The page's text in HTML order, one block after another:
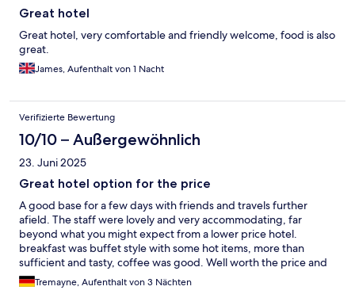
Great hotel
Great hotel, very comfortable and friendly welcome, food is also
great.
James, Aufenthalt von 1 Nacht
Verifizierte Bewertung
10/10 – Außergewöhnlich
23. Juni 2025
Great hotel option for the price
A good base for a few days with friends and travels further
afield. The staff were lovely and very accommodating, far
beyond what you might expect from a lower price hotel.
breakfast was buffet style with some hot items, more than
sufficient and tasty, coffee was good. Well worth the price and
we were able to sit outside in the Biergarten. Location worked
for us, underground parking on site. Our room had very good
Tremayne, Aufenthalt von 3 Nächten